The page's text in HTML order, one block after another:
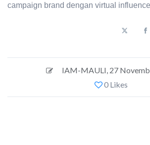
campaign brand dengan virtual
IAM-MAULI 27
0 Likes